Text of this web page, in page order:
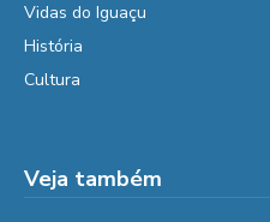
Vidas do Iguaçu
História
Cultura
Veja também